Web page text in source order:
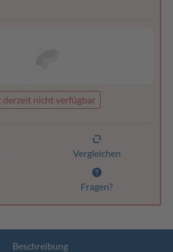
nicht verfügbar
Vergleichen
Fragen?
Beschreibung